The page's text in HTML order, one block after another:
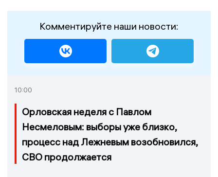
Комментируйте наши новости:
10:00
Орловская неделя с Павлом
Несмеловым: выборы уже близко,
процесс над Лежневым возобновился,
СВО продолжается